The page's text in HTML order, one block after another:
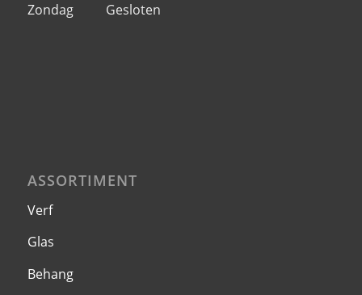
Zondag Gesloten
ASSORTIMENT
Verf
Glas
Behang